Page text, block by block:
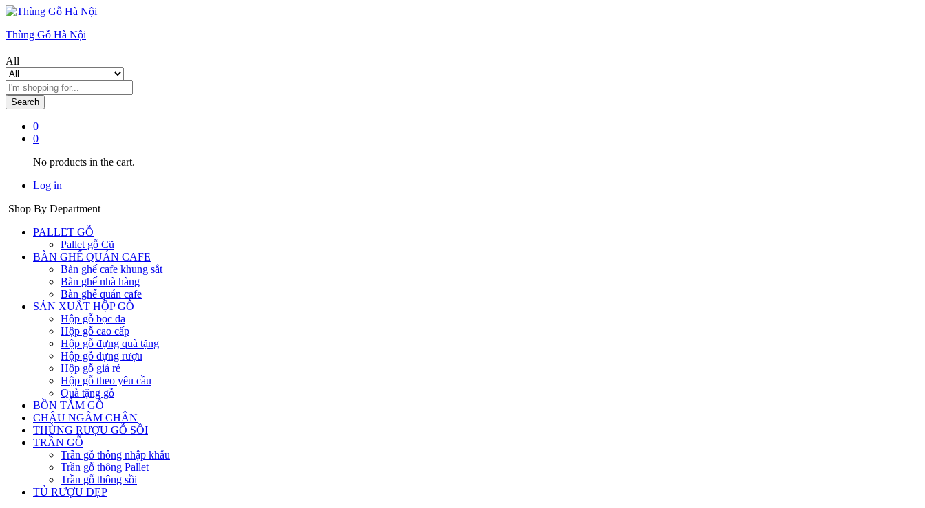
Thùng Gỗ Hà Nội
All
Search
0
0
No products in the cart.
Log in
Shop By Department
PALLET GỖ
Pallet gỗ Cũ
BÀN GHẾ QUÁN CAFE
Bàn ghế cafe khung sắt
Bàn ghế nhà hàng
Bàn ghế quán cafe
SẢN XUẤT HỘP GỖ
Hộp gỗ bọc da
Hộp gỗ cao cấp
Hộp gỗ đựng quà tặng
Hộp gỗ đựng rượu
Hộp gỗ giá rẻ
Hộp gỗ theo yêu cầu
Quà tặng gỗ
BỒN TẮM GỖ
CHẬU NGÂM CHÂN
THÙNG RƯỢU GỖ SỒI
TRẦN GỖ
Trần gỗ thông nhập khẩu
Trần gỗ thông Pallet
Trần gỗ thông sồi
TỦ RƯỢU ĐẸP